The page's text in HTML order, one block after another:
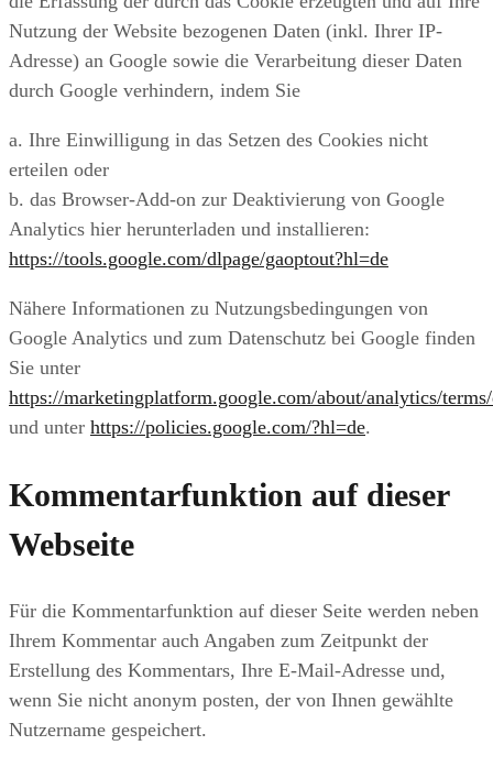
Nutzung der Website bezogenen Daten (inkl. Ihrer IP-
Adresse) an Google sowie die Verarbeitung dieser Daten
durch Google verhindern, indem Sie
a. Ihre Einwilligung in das Setzen des Cookies nicht
erteilen oder
b. das Browser-Add-on zur Deaktivierung von Google
Analytics hier herunterladen und installieren:
https://tools.google.com/dlpage/gaoptout?hl=de
Nähere Informationen zu Nutzungsbedingungen von
Google Analytics und zum Datenschutz bei Google finden
Sie unter
https://marketingplatform.google.com/about/analytics/
und unter https://policies.google.com/?hl=de.
Kommentarfunktion auf dieser
Webseite
Für die Kommentarfunktion auf dieser Seite werden neben
Ihrem Kommentar auch Angaben zum Zeitpunkt der
Erstellung des Kommentars, Ihre E-Mail-Adresse und,
wenn Sie nicht anonym posten, der von Ihnen gewählte
Nutzername gespeichert.